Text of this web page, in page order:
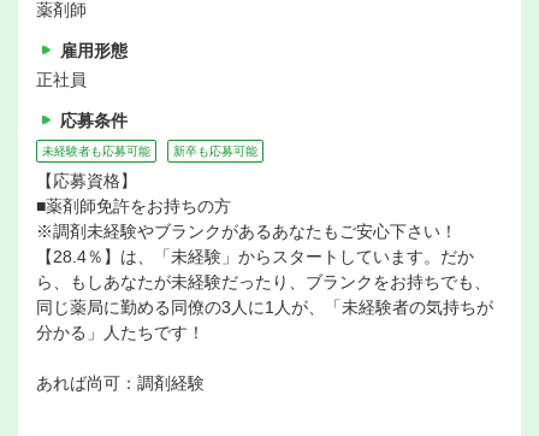
薬剤師
雇用形態
正社員
応募条件
未経験者も応募可能 新卒も応募可能
【応募資格】
■薬剤師免許をお持ちの方
※調剤未経験やブランクがあるあなたもご安心下さい！
【28.4％】は、「未経験」からスタートしています。だか
ら、もしあなたが未経験だったり、ブランクをお持ちでも、
同じ薬局に勤める同僚の3人に1人が、「未経験者の気持ちが
分かる」人たちです！
あれば尚可：調剤経験